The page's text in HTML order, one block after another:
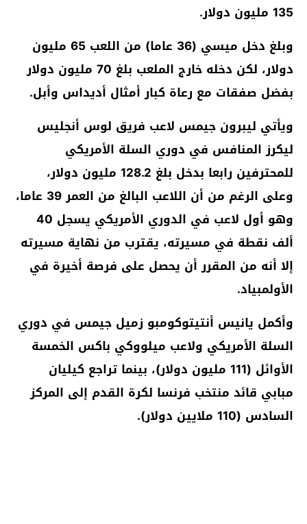
135 مليون دولار.
وبلغ دخل ميسي (36 عاما) من اللعب 65 مليون
دولار، لكن دخله خارج الملعب بلغ 70 مليون دولار
بفضل صفقات مع رعاة كبار أمثال أديداس وأبل.
ويأتي ليبرون جيمس لاعب فريق لوس أنجليس
ليكرز المنافس في دوري السلة الأمريكي
للمحترفين رابعا بدخل بلغ 128.2 مليون دولار،
وعلى الرغم من أن اللاعب البالغ من العمر 39 عاما،
وهو أول لاعب في الدوري الأمريكي يسجل 40
ألف نقطة في مسيرته، يقترب من نهاية مسيرته
إلا أنه من المقرر أن يحصل على فرصة أخيرة في
الأولمبياد.
وأكمل يانيس أنتيتوكومبو زميل جيمس في دوري
السلة الأمريكي ولاعب ميلووكي باكس الخمسة
الأوائل (111 مليون دولار)، بينما تراجع كيليان
مبابي قائد منتخب فرنسا لكرة القدم إلى المركز
السادس (110 ملايين دولار).